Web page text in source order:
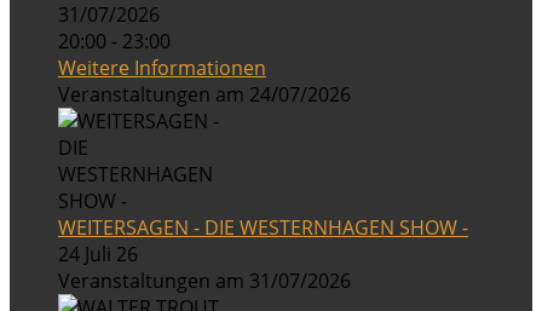
31/07/2026
20:00 - 23:00
Weitere Informationen
Veranstaltungen am 24/07/2026
WEITERSAGEN - DIE WESTERNHAGEN SHOW -
24 Juli 26
Veranstaltungen am 31/07/2026